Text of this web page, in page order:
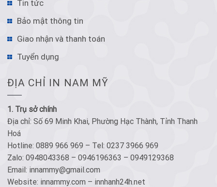
Tin tức
Bảo mật thông tin
Giao nhận và thanh toán
Tuyển dụng
ĐỊA CHỈ IN NAM MỸ
1. Trụ sở chính
Địa chỉ: Số 69 Minh Khai, Phường Hạc Thành, Tỉnh Thanh
Hoá
Hotline: 0889 966 969 – Tel: 0237 3966 969
Zalo: 0948043368 – 0946196363 – 0949129368
Email: innammy@gmail.com
Website: innammy.com – innhanh24h.net